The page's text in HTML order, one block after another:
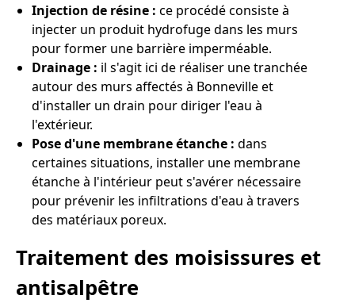
Injection de résine : ce procédé consiste à
injecter un produit hydrofuge dans les murs
pour former une barrière imperméable.
Drainage : il s'agit ici de réaliser une tranchée
autour des murs affectés à Bonneville et
d'installer un drain pour diriger l'eau à
l'extérieur.
Pose d'une membrane étanche : dans
certaines situations, installer une membrane
étanche à l'intérieur peut s'avérer nécessaire
pour prévenir les infiltrations d'eau à travers
des matériaux poreux.
Traitement des moisissures et
antisalpêtre